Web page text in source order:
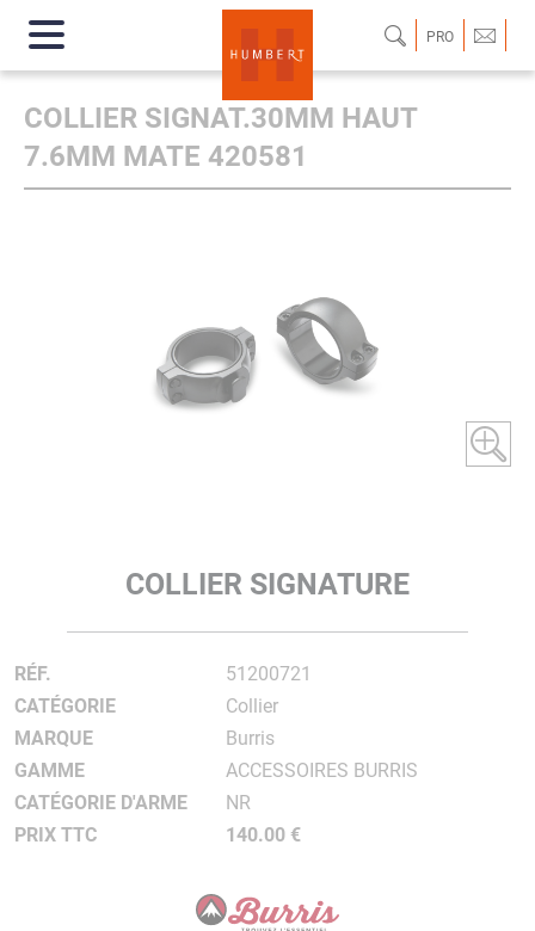
PRO
COLLIER SIGNAT.30MM HAUT
7.6MM MATE 420581
COLLIER SIGNATURE
RÉF.
51200721
CATÉGORIE
Collier
MARQUE
Burris
GAMME
ACCESSOIRES BURRIS
CATÉGORIE D'ARME
NR
PRIX TTC
140.00 €